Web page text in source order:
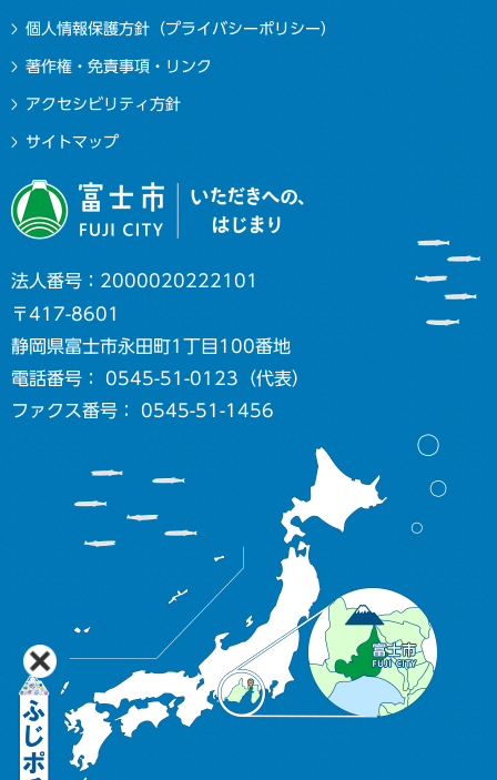
個人情報保護方針（プライバシーポリシー）
著作権・免責事項・リンク
アクセシビリティ方針
サイトマップ
法人番号：2000020222101
〒417-8601
静岡県富士市永田町1丁目100番地
電話番号： 0545-51-0123（代表）
ファクス番号： 0545-51-1456